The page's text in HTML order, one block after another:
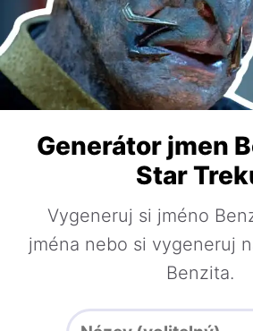
Generátor jmen
Star
Vygeneruj si jméno
jména nebo si vygeneruj
Benzita.